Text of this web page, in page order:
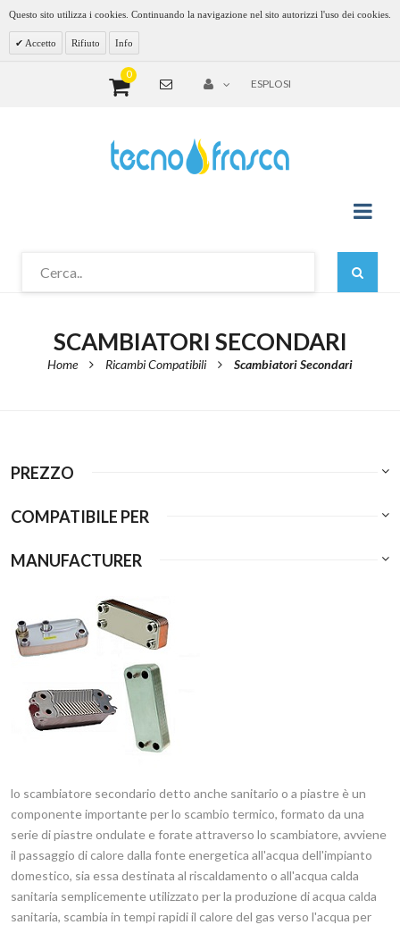
Questo sito utilizza i cookies. Continuando la navigazione nel sito autorizzi l'uso dei cookies.
Accetto Rifiuto Info
0
ESPLOSI
SCAMBIATORI SECONDARI
Home Ricambi Compatibili Scambiatori Secondari
PREZZO
COMPATIBILE PER
MANUFACTURER
lo scambiatore secondario detto anche sanitario o a piastre è un
componente importante per lo scambio termico, formato da una
serie di piastre ondulate e forate attraverso lo scambiatore, avviene
il passaggio di calore dalla fonte energetica all'acqua dell'impianto
domestico, sia essa destinata al riscaldamento o all'acqua calda
sanitaria semplicemente utilizzato per la produzione di acqua calda
sanitaria, scambia in tempi rapidi il calore del gas verso l'acqua per